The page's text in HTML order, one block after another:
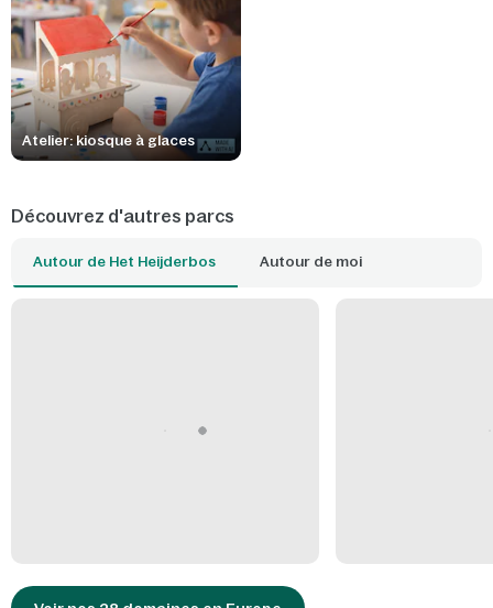
Atelier: kiosque à glaces
Découvrez d'autres parcs
Autour de Het Heijderbos Autour de moi